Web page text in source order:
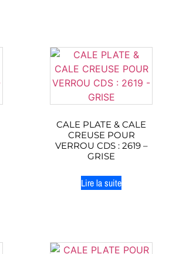
CALE PLATE & CALE
CREUSE POUR
VERROU CDS : 2619 –
GRISE
Lire la suite